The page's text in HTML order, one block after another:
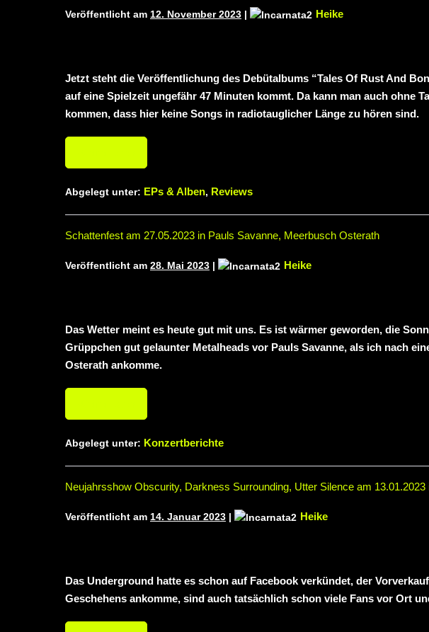
Veröffentlicht am 12. November 2023 | Heike
Jetzt steht die Veröffentlichung des Debütalbums “Tales Of Rust And
auf eine Spielzeit ungefähr 47 Minuten kommt. Da kann man auch ohne
kommen, dass hier keine Songs in radiotauglicher Länge zu hören sind.
Abgelegt unter: EPs & Alben, Reviews
Schattenfest am 27.05.2023 in Pauls Savanne, Meerbusch Osterath
Veröffentlicht am 28. Mai 2023 | Heike
Das Wetter meint es heute gut mit uns. Es ist wärmer geworden, die
Grüppchen gut gelaunter Metalheads vor Pauls Savanne, als ich nach
Osterath ankomme.
Abgelegt unter: Konzertberichte
Neujahrsshow Obscurity, Darkness Surrounding, Utter Silence am
Veröffentlicht am 14. Januar 2023 | Heike
Das Underground hatte es schon auf Facebook verkündet, der
Geschehens ankomme, sind auch tatsächlich schon viele Fans vor Ort